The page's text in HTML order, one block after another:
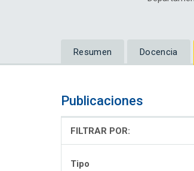
Resumen Docencia
Publicaciones
FILTRAR POR:
Tipo